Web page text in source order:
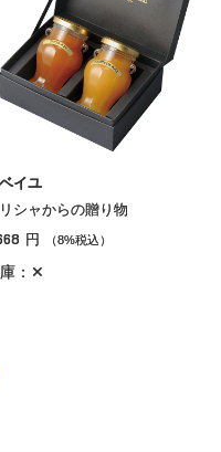
イユ
シャからの贈り物
円 （8%税込）
：✕